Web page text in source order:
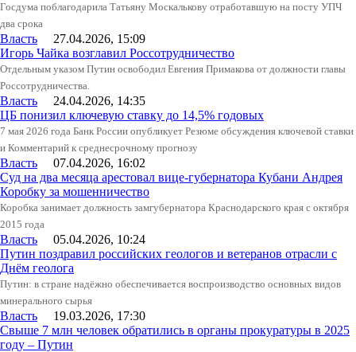
Госдума поблагодарила Татьяну Москалькову отработавшую на посту УПЧ
два срока
Власть 27.04.2026, 15:09
Игорь Чайка возглавил Россотрудничество
Отдельным указом Путин освободил Евгения Примакова от должности главы
Россотрудничества.
Власть 24.04.2026, 14:35
ЦБ понизил ключевую ставку до 14,5% годовых
7 мая 2026 года Банк России опубликует Резюме обсуждения ключевой ставки
и Комментарий к среднесрочному прогнозу
Власть 07.04.2026, 16:02
Суд на два месяца арестовал вице-губернатора Кубани Андрея
Коробку за мошенничество
Коробка занимает должность замгубернатора Краснодарского края с октября
2015 года
Власть 05.04.2026, 10:24
Путин поздравил российских геологов и ветеранов отрасли с
Днём геолога
Путин: в стране надёжно обеспечивается воспроизводство основных видов
минерального сырья
Власть 19.03.2026, 17:30
Свыше 7 млн человек обратились в органы прокуратуры в 2025
году – Путин